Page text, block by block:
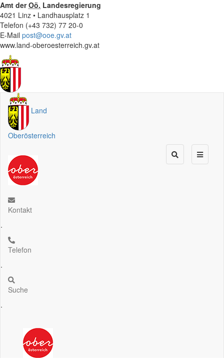
Amt derOö. Landesregierung
4021 Linz • Landhausplatz 1
Telefon (+43 732) 77 20-0
E-Mail post@ooe.gv.at
www.land-oberoesterreich.gv.at
Land
Oberösterreich
Kontakt
.
Telefon
.
Suche
.